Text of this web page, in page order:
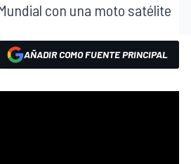
con una moto satélite
AÑADIR COMO FUENTE PRINCIPAL